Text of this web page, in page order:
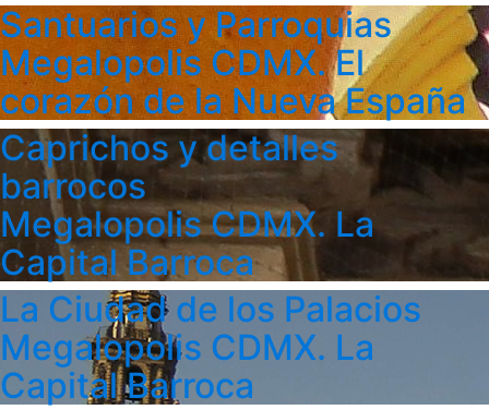
Santuarios y Parroquias
Megalopolis CDMX. El
corazón de la Nueva España
Caprichos y detalles
barrocos
Megalopolis CDMX. La
Capital Barroca
La Ciudad de los Palacios
Megalopolis CDMX. La
Capital Barroca